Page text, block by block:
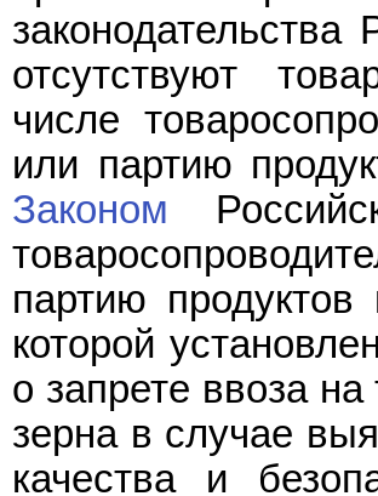
отсутствуют
числе
или партию
Законом
партию
которой
о запрете ввоза
зерна в случае
качества и